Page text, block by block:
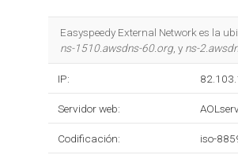
Easyspeedy External Network es la
ns-1510.awsdns-60.org , y ns-
IP:
Servidor web:
Codificación: iso-